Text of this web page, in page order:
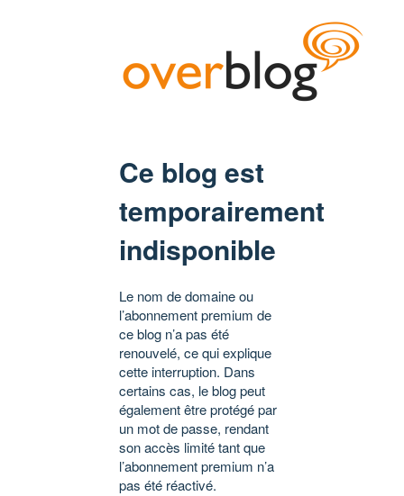
Ce blog est
temporairement
indisponible
Le nom de domaine ou
l’abonnement premium de
ce blog n’a pas été
renouvelé, ce qui explique
cette interruption. Dans
certains cas, le blog peut
également être protégé par
un mot de passe, rendant
son accès limité tant que
l’abonnement premium n’a
pas été réactivé.